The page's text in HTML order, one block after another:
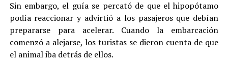
Sin embargo, el guía se percató de que el hipopótamo
podía reaccionar y advirtió a los pasajeros que debían
prepararse para acelerar. Cuando la embarcación
comenzó a alejarse, los turistas se dieron cuenta de que
el animal iba detrás de ellos.